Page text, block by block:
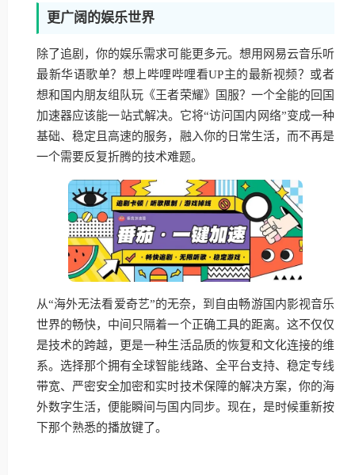
更广阔的娱乐世界
除了追剧，你的娱乐需求可能更多元。想用网易云音乐听
最新华语歌单？想上哔哩哔哩看UP主的最新视频？或者
想和国内朋友组队玩《王者荣耀》国服？一个全能的回国
加速器应该能一站式解决。它将“访问国内网络”变成一种
基础、稳定且高速的服务，融入你的日常生活，而不再是
一个需要反复折腾的技术难题。
从“海外无法看爱奇艺”的无奈，到自由畅游国内影视音乐
世界的畅快，中间只隔着一个正确工具的距离。这不仅仅
是技术的跨越，更是一种生活品质的恢复和文化连接的维
系。选择那个拥有全球智能线路、全平台支持、稳定专线
带宽、严密安全加密和实时技术保障的解决方案，你的海
外数字生活，便能瞬间与国内同步。现在，是时候重新按
下那个熟悉的播放键了。